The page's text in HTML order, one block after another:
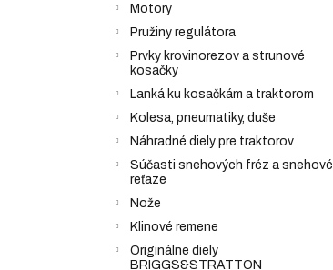
Motory
Pružiny regulátora
Prvky krovinorezov a strunové
kosačky
Lanká ku kosačkám a traktorom
Kolesa, pneumatiky, duše
Náhradné diely pre traktorov
Súčasti snehových fréz a snehové
reťaze
Nože
Klinové remene
Originálne diely
BRIGGS&STRATTON